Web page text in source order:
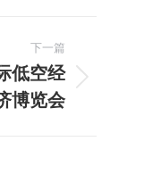
下一篇
低空经
博览会